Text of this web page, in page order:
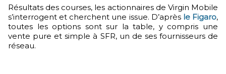
Résultats des courses, les actionnaires de Virgin Mobile
s’interrogent et cherchent une issue. D’après le Figaro,
toutes les options sont sur la table, y compris une
vente pure et simple à SFR, un de ses fournisseurs de
réseau.